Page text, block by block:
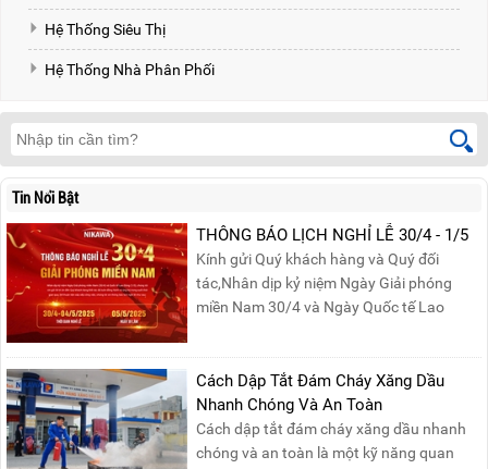
Hệ Thống Siêu Thị
Hệ Thống Nhà Phân Phối
Tin Nổi Bật
THÔNG BÁO LỊCH NGHỈ LỄ 30/4 - 1/5
Kính gửi Quý khách hàng và Quý đối
tác,Nhân dịp kỷ niệm Ngày Giải phóng
miền Nam 30/4 và Ngày Quốc tế Lao
báo lịch nghỉ lễ như sau:Thời gian nghỉ: Từ
Thứ Ba, ngày 29/04/2025 đến hết Chủ
Nhật, ngày 04/05/2025.T...
Cách Dập Tắt Đám Cháy Xăng Dầu
Nhanh Chóng Và An Toàn
Cách dập tắt đám cháy xăng dầu nhanh
chóng và an toàn là một kỹ năng quan